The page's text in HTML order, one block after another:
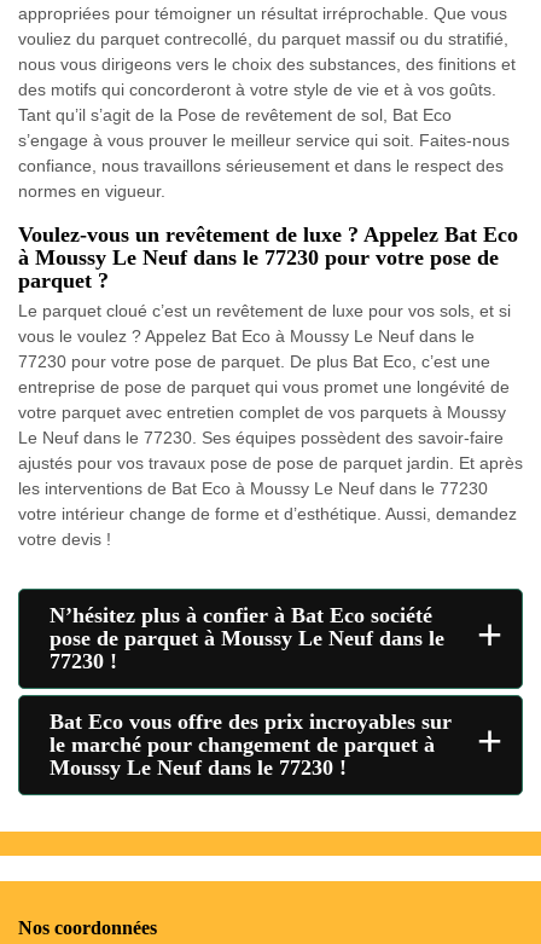
appropriées pour témoigner un résultat irréprochable. Que vous
vouliez du parquet contrecollé, du parquet massif ou du stratifié,
nous vous dirigeons vers le choix des substances, des finitions et
des motifs qui concorderont à votre style de vie et à vos goûts.
Tant qu’il s’agit de la Pose de revêtement de sol, Bat Eco
s’engage à vous prouver le meilleur service qui soit. Faites-nous
confiance, nous travaillons sérieusement et dans le respect des
normes en vigueur.
Voulez-vous un revêtement de luxe ? Appelez Bat Eco
à Moussy Le Neuf dans le 77230 pour votre pose de
parquet ?
Le parquet cloué c’est un revêtement de luxe pour vos sols, et si
vous le voulez ? Appelez Bat Eco à Moussy Le Neuf dans le
77230 pour votre pose de parquet. De plus Bat Eco, c’est une
entreprise de pose de parquet qui vous promet une longévité de
votre parquet avec entretien complet de vos parquets à Moussy
Le Neuf dans le 77230. Ses équipes possèdent des savoir-faire
ajustés pour vos travaux pose de pose de parquet jardin. Et après
les interventions de Bat Eco à Moussy Le Neuf dans le 77230
votre intérieur change de forme et d’esthétique. Aussi, demandez
votre devis !
N’hésitez plus à confier à Bat Eco société
pose de parquet à Moussy Le Neuf dans le
77230 !
+
Bat Eco vous offre des prix incroyables sur
le marché pour changement de parquet à
Moussy Le Neuf dans le 77230 !
+
Nos coordonnées